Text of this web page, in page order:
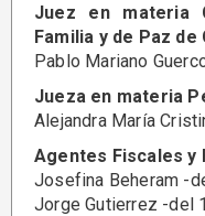
Juez en materia
Familia y de Paz de
Pablo Mariano
Jueza en materia
Alejandra María
Agentes Fiscales y
Josefina Beheram -
Jorge Gutierrez -del